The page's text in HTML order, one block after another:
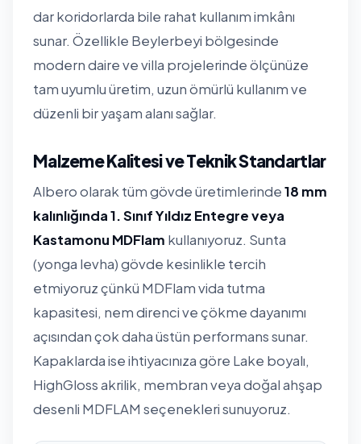
dar koridorlarda bile rahat kullanım imkânı
sunar. Özellikle Beylerbeyi bölgesinde
modern daire ve villa projelerinde ölçünüze
tam uyumlu üretim, uzun ömürlü kullanım ve
düzenli bir yaşam alanı sağlar.
Malzeme Kalitesi ve Teknik Standartlar
Albero olarak tüm gövde üretimlerinde18 mm
kalınlığında 1. Sınıf Yıldız Entegre veya
Kastamonu MDFlam kullanıyoruz. Sunta
(yonga levha) gövde kesinlikle tercih
etmiyoruz çünkü MDFlam vida tutma
kapasitesi, nem direnci ve çökme dayanımı
açısından çok daha üstün performans sunar.
Kapaklarda ise ihtiyacınıza göre Lake boyalı,
HighGloss akrilik, membran veya doğal ahşap
desenli MDFLAM seçenekleri sunuyoruz.